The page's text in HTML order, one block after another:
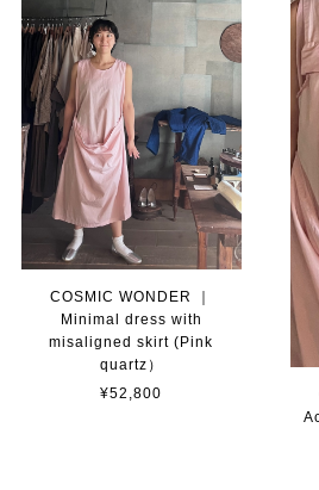
COSMIC WONDER ｜
Minimal dress with
misaligned skirt (Pink
quartz）
¥52,800